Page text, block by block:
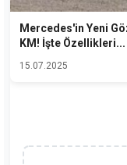
Mercedes'in Yeni
KM! İşte Özellikleri...
15.07.2025